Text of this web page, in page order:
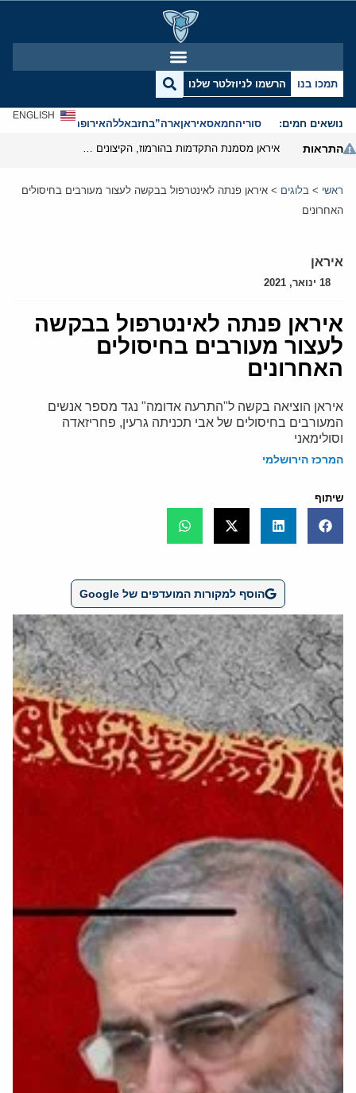
תמכו בנו הרשמו לניוזלטר שלנו
נושאים חמים: סוריהחמאסאיראןארה”בחזבאללהאירופהאנטישמיות
ENGLISH
התראות
ראשי > בלוגים > איראן פנתה לאינטרפול בבקשה לעצור מעורבים בחיסולים
האחרונים
איראן
18 ינואר, 2021
איראן פנתה לאינטרפול בבקשה
לעצור מעורבים בחיסולים
האחרונים
איראן הוציאה בקשה ל"התרעה אדומה" נגד מספר אנשים
המעורבים בחיסולים של אבי תכניתה גרעין, פחריזאדה
וסולימאני
המרכז הירושלמי
שיתוף
הוסף למקורות המועדפים של Google